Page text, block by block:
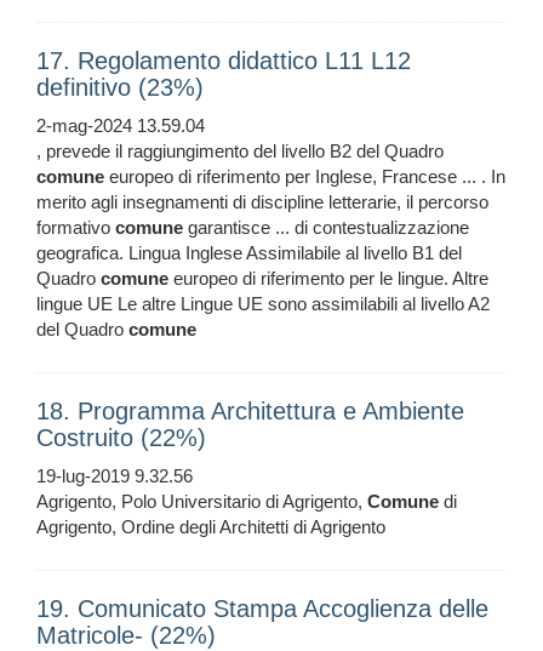
17. Regolamento didattico L11 L12
definitivo (23%)
2-mag-2024 13.59.04
, prevede il raggiungimento del livello B2 del Quadro
comune europeo di riferimento per Inglese, Francese ... . In
merito agli insegnamenti di discipline letterarie, il percorso
formativo comune garantisce ... di contestualizzazione
geografica. Lingua Inglese Assimilabile al livello B1 del
Quadro comune europeo di riferimento per le lingue. Altre
lingue UE Le altre Lingue UE sono assimilabili al livello A2
del Quadro comune
18. Programma Architettura e Ambiente
Costruito (22%)
19-lug-2019 9.32.56
Agrigento, Polo Universitario di Agrigento, Comune di
Agrigento, Ordine degli Architetti di Agrigento
19. Comunicato Stampa Accoglienza delle
Matricole- (22%)